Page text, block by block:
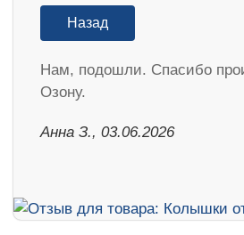
Назад
Нам, подошли. Спасибо
Озону.
Анна З., 03.06.2026